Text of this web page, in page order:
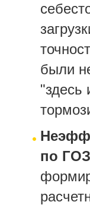
были
"здесь
по